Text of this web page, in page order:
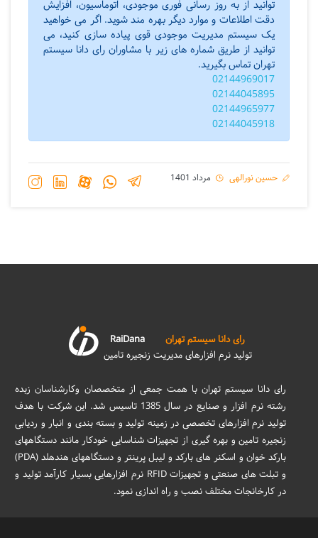
توانید از به روز رسانی فوری موجودی، اتوماسیون، افزایش
دقت اطلاعات و موارد دیگر بهره مند شوید. اگر می خواهید
یک سیستم مدیریت موجودی قوی پیاده سازی کنید، می
توانید از طریق شماره های زیر با مشاوران رای دانا سیستم
تهران تماس بگیرید.
02144969017
02144045895
02144965977
02144045918
حسین نورالهی مرداد 1401
رای دانا سیستم تهران
RaiDana
تولید نرم افزارهای مدیریت زنجیره تامین
رای دانا سیستم تهران با همت جمعی از متخصصان وکارشناسان زبده
رشته نرم افزار و صنایع در سال 1385 تاسیس شد. این شرکت با هدف
تولید نرم افزارهای تخصصی در زمینه تولید و بسته بندی و انبار و ردیابی
زنجیره تامین و بهره گیری از تجهیزات شناسایی خودکار مانند دستگاههای
بارکد خوان و اسکنر های بارکد و لیبل پرینتر و دستگاههای هندهلد (PDA)
و تبلت های صنعتی و تجهیزات RFID نرم افزارهایی بسیار کارآمد تولید و
در کارخانجات مختلف نصب و راه اندازی نمود.